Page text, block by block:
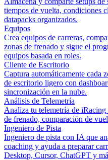
tiempos de vuelta, condiciones
datapacks organizados.
Equipos
Crea equipos de carreras,
zonas de frenado y sigue el
equipos basada en roles.
Cliente de Escritorio
Captura automáticamente cada
de escritorio ligero con
sincronización en la nube.
Análisis de Telemetría
Analiza tu telemetría de iRacing
de frenado, comparación de
Ingeniero de Pista
Ingeniero de pista con IA que
coaching y ayuda a preparar
Desktop, Cursor, ChatGPT y